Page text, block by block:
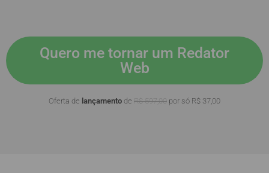
Quero me tornar um Redator
Web
Oferta de lançamento de R$ 597,00 por só R$ 37,00